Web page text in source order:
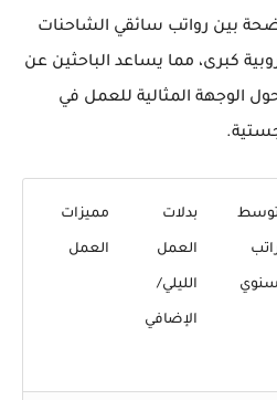
بين رواتب سائقي الشاحنات
كبرى، مما يساعد الباحثين عن
الوجهة المثالية للعمل في
بدلات
العمل
الليلي/
الإضافي
مميزات
العمل